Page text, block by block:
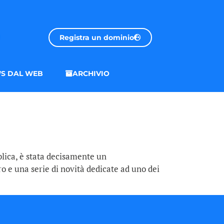
Registra un dominio
DAL WEB ARCHIVIO
è stata decisamente un
e una serie di novità dedicate ad uno dei